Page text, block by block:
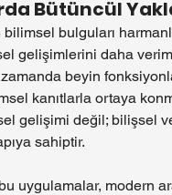
Bütüncül
bulguları
gelişimlerini daha
beyin
kanıtlarla ortaya
gelişimi değil; bilişsel
sahiptir.
uygulamalar, modern